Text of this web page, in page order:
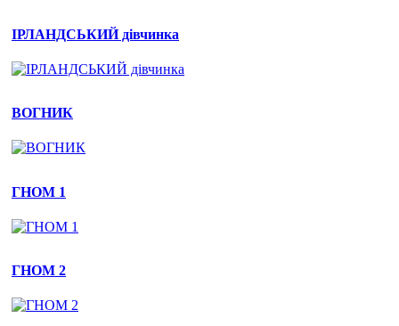
ІРЛАНДСЬКИЙ дівчинка
ВОГНИК
ГНОМ 1
ГНОМ 2